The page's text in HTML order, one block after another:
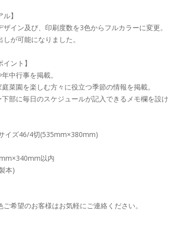
】
ザイン及び、印刷度数を3色からフルカラーに変更。
しが可能になりました。
イント】
年中行事を掲載。
菜園を楽しむ方々に役立つ季節の情報を掲載。
下部に毎日のスケジュールが記入できるメモ欄を設け
イズ46/4切(535mm×380mm)
以内
本)
ご希望のお客様はお気軽にご連絡ください。